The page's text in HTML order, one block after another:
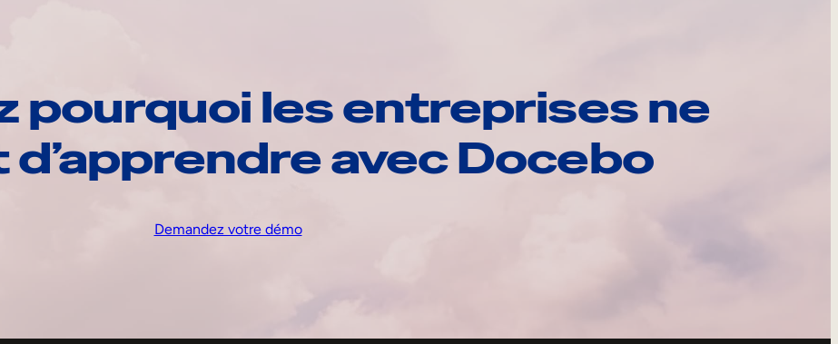
pourquoi les entreprises ne
avec Docebo
Demandez votre démo